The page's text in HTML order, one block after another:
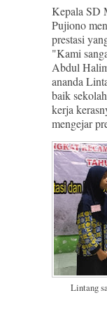
Kepala SD
Pujiono
prestasi
"Kami
Abdul
ananda
baik
kerja
mengejar
Lintang